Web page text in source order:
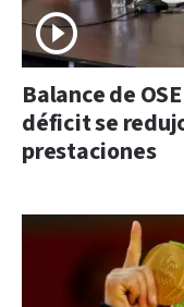
Balance de
déficit se
prestaciones